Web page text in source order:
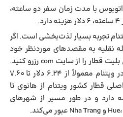
با مدت زمان سفر دو ساعته،
تجربه بسیار لذت‌بخشی است. اگر
نقلیه به مقصدهای موردنظر خود
بروید، بهتر است از قبل بلیت قطار را از سایت com رزرو کنید.
قیمت بلیت‌های قطار در ویتنام معمولاً از ۶.۲۴ دلار تا ۷.۶۰
قطار کشور ویتنام از هانوی تا
دارد و در طور مسیر از شهرهای